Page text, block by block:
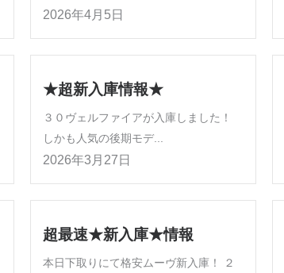
2026年4月5日
★超新入庫情報★
３０ヴェルファイアが入庫しました！
しかも人気の後期モデ...
2026年3月27日
超最速★新入庫★情報
本日下取りにて格安ムーヴ新入庫！ ２